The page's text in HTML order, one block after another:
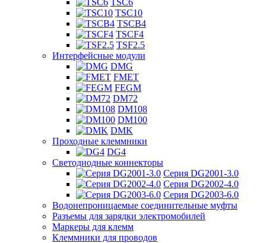
TSC6
TSC10
TSCB4
TSCF4
TSF2.5
Интерфейсные модули
DMG
FMET
FEGM
DM72
DM108
DM100
DMK
Проходные клеммники
DG4
Светодиодные коннекторы
Серия DG2001-3.0
Серия DG2002-4.0
Серия DG2003-6.0
Водонепроницаемые соединительные муфты
Разъемы для зарядки электромобилей
Маркеры для клемм
Клеммники для проводов